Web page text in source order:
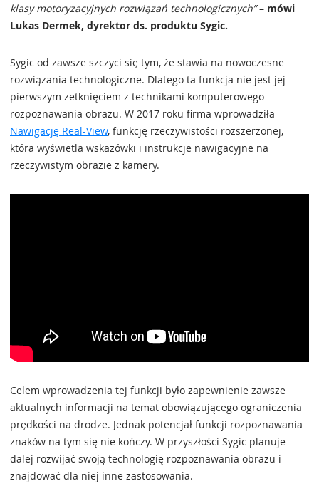
klasy motoryzacyjnych rozwiązań technologicznych”– mówi
Lukas Dermek, dyrektor ds. produktu Sygic.
Sygic od zawsze szczyci się tym, że stawia na nowoczesne
rozwiązania technologiczne. Dlatego ta funkcja nie jest jej
pierwszym zetknięciem z technikami komputerowego
rozpoznawania obrazu. W 2017 roku firma wprowadziła
Nawigację Real-View, funkcję rzeczywistości rozszerzonej,
która wyświetla wskazówki i instrukcje nawigacyjne na
rzeczywistym obrazie z kamery.
Celem wprowadzenia tej funkcji było zapewnienie zawsze
aktualnych informacji na temat obowiązującego ograniczenia
prędkości na drodze. Jednak potencjał funkcji rozpoznawania
znaków na tym się nie kończy. W przyszłości Sygic planuje
dalej rozwijać swoją technologię rozpoznawania obrazu i
znajdować dla niej inne zastosowania.